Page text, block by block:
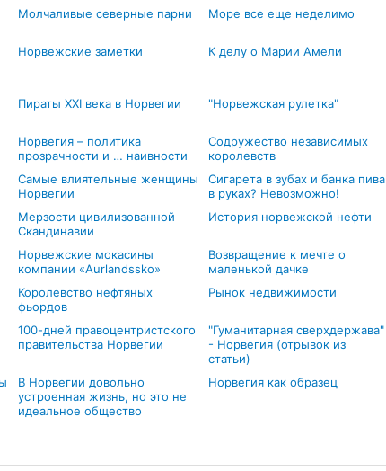
Молчаливые северные парни Море все еще неделимо
Норвежские заметки К делу о Марии Амели
Пираты XXI века в Норвегии "Норвежская рулетка"
Норвегия – политика
прозрачности и … наивности
Содружество независимых
королевств
Самые влиятельные женщины
Норвегии
Сигарета в зубах и банка пива
в руках? Невозможно!
Мерзости цивилизованной
Скандинавии
История норвежской нефти
Норвежские мокасины
компании «Aurlandssko»
Возвращение к мечте о
маленькой дачке
Королевство нефтяных
фьордов
Рынок недвижимости
100-дней правоцентристского
правительства Норвегии
"Гуманитарная сверхдержава"
- Норвегия (отрывок из
статьи)
В Норвегии довольно
устроенная жизнь, но это не
идеальное общество
Норвегия как образец